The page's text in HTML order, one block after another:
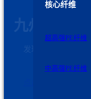
核心纤维
超高强PE纤维
中高强PE纤维
九州星际科
发现需求和解决问